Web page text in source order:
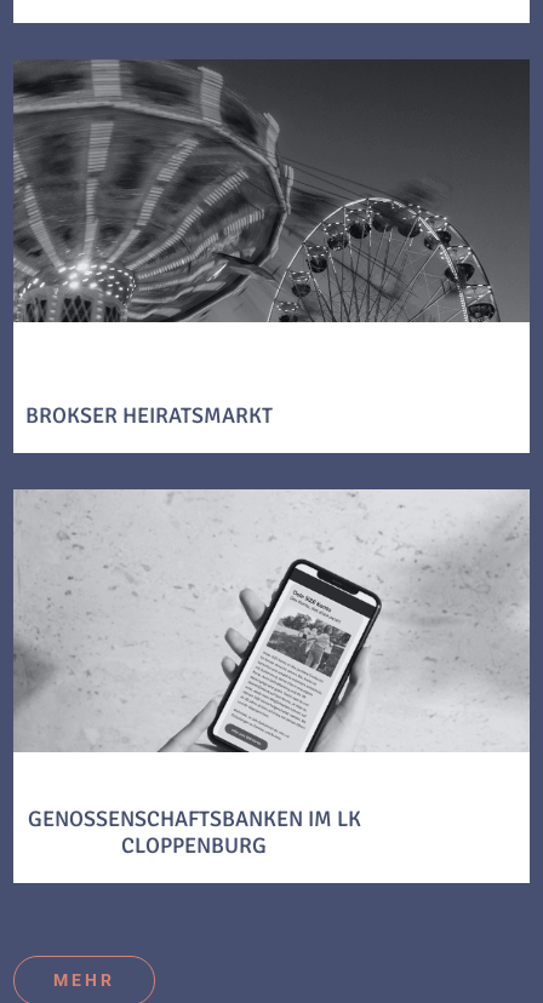
BROKSER HEIRATSMARKT
GENOSSENSCHAFTSBANKEN IM LK
CLOPPENBURG
MEHR